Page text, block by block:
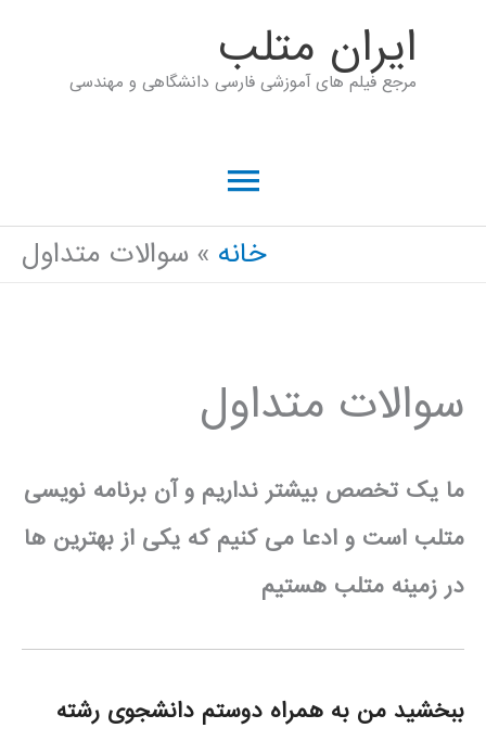
ايران متلب
مرجع فیلم های آموزشی فارسی دانشگاهی و مهندسی
فهرست
اصلی
خانه سوالات متداول
سوالات متداول
ما یک تخصص بیشتر نداریم و آن برنامه نویسی
متلب است و ادعا می کنیم که یکی از بهترین ها
در زمینه متلب هستیم
ببخشید من به همراه دوستم دانشجوی رشته